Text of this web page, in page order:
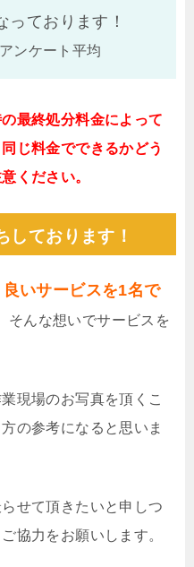
っております！
ンケート平均
最終処分料金によって
じ料金でできるかどう
ください。
しております！
良いサービスを1名で
そんな想いでサービスを
現場のお写真を頂くこ
の参考になると思いま
せて頂きたいと申しつ
協力をお願いします。